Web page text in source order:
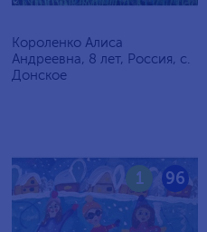
Короленко Алиса
Андреевна, 8 лет, Россия, c.
Донское
96
1